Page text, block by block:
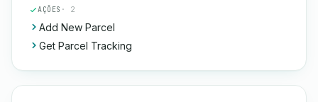
AÇÕES · 2
Add New Parcel
Get Parcel Tracking